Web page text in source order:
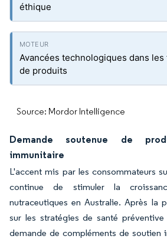
éthique
Avancées technologiques dans
de produits
Source: Mordor Intelligence
Demande soutenue de
immunitaire
L'accent mis par les consommateurs
continue de stimuler la
nutraceutiques en Australie. Après la
sur les stratégies de santé
demande de compléments de soutien